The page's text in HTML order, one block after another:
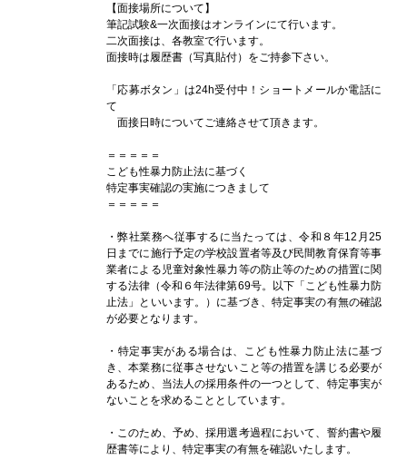
【面接場所について】
筆記試験&一次面接はオンラインにて行います。
二次面接は、各教室で行います。
面接時は履歴書（写真貼付）をご持参下さい。
「応募ボタン」は24h受付中！ショートメールか電話に
て
面接日時についてご連絡させて頂きます。
＝＝＝＝＝
こども性暴力防止法に基づく
特定事実確認の実施につきまして
＝＝＝＝＝
・弊社業務へ従事するに当たっては、令和８年12月25
日までに施行予定の学校設置者等及び民間教育保育等事
業者による児童対象性暴力等の防止等のための措置に関
する法律（令和６年法律第69号。以下「こども性暴力防
止法」といいます。）に基づき、特定事実の有無の確認
が必要となります。
・特定事実がある場合は、こども性暴力防止法に基づ
き、本業務に従事させないこと等の措置を講じる必要が
あるため、当法人の採用条件の一つとして、特定事実が
ないことを求めることとしています。
・このため、予め、採用選考過程において、誓約書や履
歴書等により、特定事実の有無を確認いたします。